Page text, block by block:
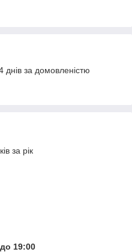
за домовленістю
за рік
19:00